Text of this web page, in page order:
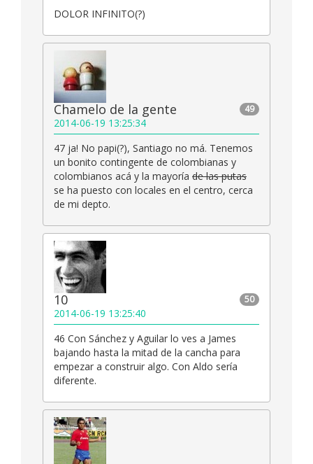
DOLOR INFINITO(?)
49
Chamelo de la gente
2014-06-19 13:25:34
47 ja! No papi(?), Santiago no má. Tenemos
un bonito contingente de colombianas y
colombianos acá y la mayoría de las putas
se ha puesto con locales en el centro, cerca
de mi depto.
50
10
2014-06-19 13:25:40
46 Con Sánchez y Aguilar lo ves a James
bajando hasta la mitad de la cancha para
empezar a construir algo. Con Aldo sería
diferente.